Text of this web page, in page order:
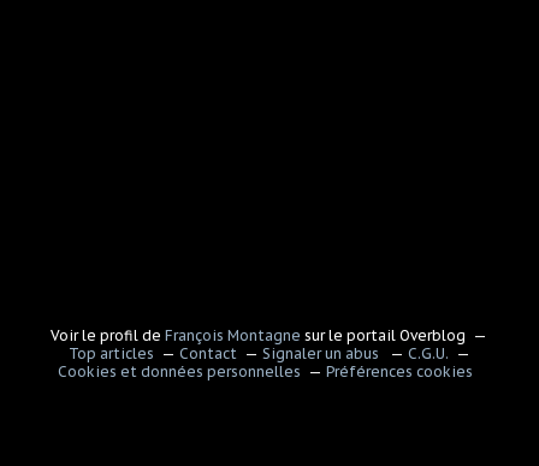
Voir le profil deFrançois Montagne sur le portail Overblog
Top articles
Contact Signaler un abus
C.G.U.
Cookies et données personnelles
Préférences cookies